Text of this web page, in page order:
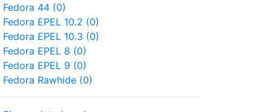
Fedora 44 (0)
Fedora EPEL 10.2 (0)
Fedora EPEL 10.3 (0)
Fedora EPEL 8 (0)
Fedora EPEL 9 (0)
Fedora Rawhide (0)